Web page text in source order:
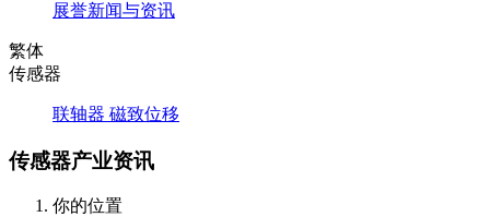
展誉新闻与资讯
繁体
传感器
联轴器 磁致位移
传感器产业资讯
你的位置